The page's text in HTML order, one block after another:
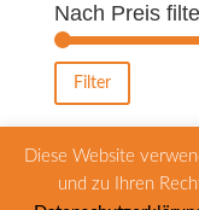
Nach Preis
Filter
Diese Website
und zu Ihren